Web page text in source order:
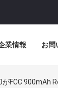
業情報 お問
FCC 900mAh